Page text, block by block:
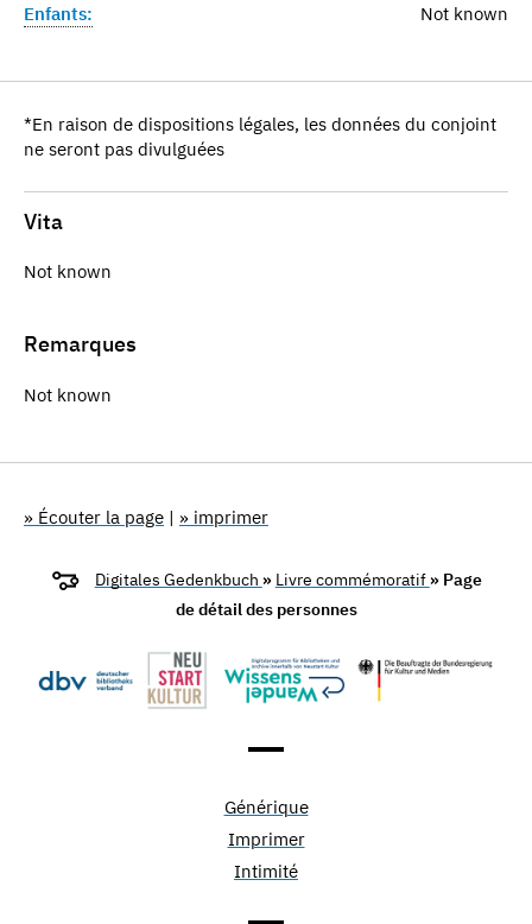
Enfants: Not known
*En raison de dispositions légales, les données du conjoint
ne seront pas divulguées
Vita
Not known
Remarques
Not known
» Écouter la page | » imprimer
Digitales Gedenkbuch » Livre commémoratif » Page
de détail des personnes
Générique
Imprimer
Intimité